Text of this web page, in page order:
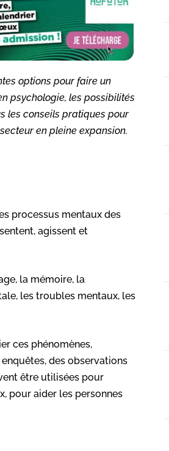
options pour faire un
psychologie, les possibilités
les conseils pratiques pour
en pleine expansion.
processus mentaux des
agissent et
la mémoire, la
les troubles mentaux, les
ces phénomènes,
des observations
être utilisées pour
pour aider les personnes